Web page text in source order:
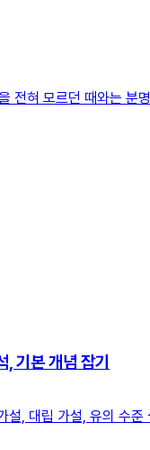
전혀 모르던 때와
기본 개념 잡기
, 대립 가설, 유의 수